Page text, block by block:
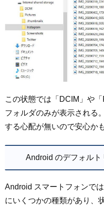
この状態では「DCIM」や
フォルダのみが表示される
する心配が無いので安心か
Android のデフォル
Android スマートフォンで
にいくつかの種類があり、